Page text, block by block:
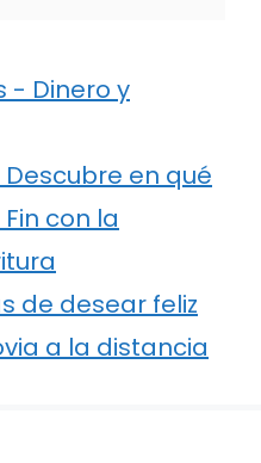
- Dinero y
Descubre en qué
con la
de desear feliz
a la distancia